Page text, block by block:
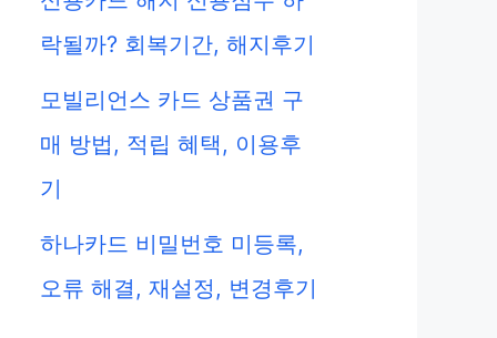
락될까? 회복기간, 해지후기
모빌리언스 카드 상품권 구
매 방법, 적립 혜택, 이용후
기
하나카드 비밀번호 미등록,
오류 해결, 재설정, 변경후기